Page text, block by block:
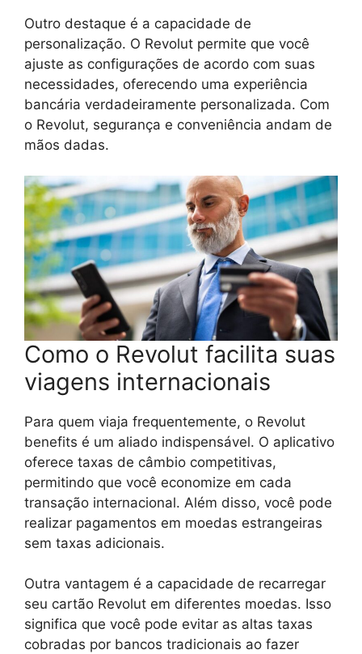
Outro destaque é a capacidade de
personalização. O Revolut permite que você
ajuste as configurações de acordo com suas
necessidades, oferecendo uma experiência
bancária verdadeiramente personalizada. Com
o Revolut, segurança e conveniência andam de
mãos dadas.
Como o Revolut facilita suas
viagens internacionais
Para quem viaja frequentemente, o Revolut
benefits é um aliado indispensável. O aplicativo
oferece taxas de câmbio competitivas,
permitindo que você economize em cada
transação internacional. Além disso, você pode
realizar pagamentos em moedas estrangeiras
sem taxas adicionais.
Outra vantagem é a capacidade de recarregar
seu cartão Revolut em diferentes moedas. Isso
significa que você pode evitar as altas taxas
cobradas por bancos tradicionais ao fazer